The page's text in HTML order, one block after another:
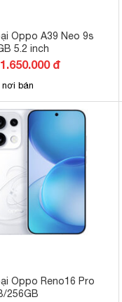
Oppo A39 Neo 9s
5.2 inch
đ
nơi bán
Oppo Reno16 Pro
256GB